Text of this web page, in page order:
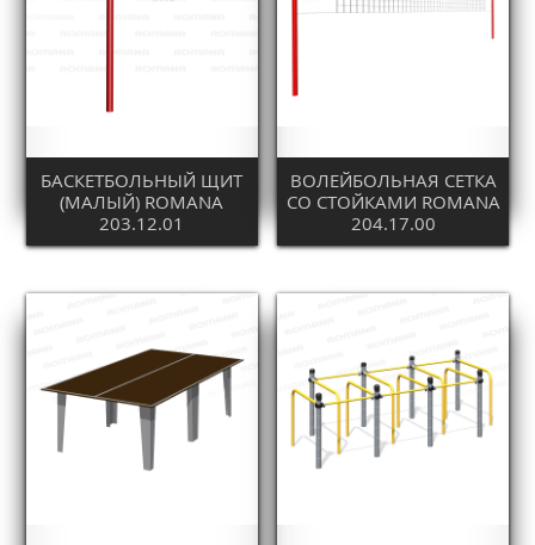
БАСКЕТБОЛЬНЫЙ ЩИТ
(МАЛЫЙ) ROMANA
203.12.01
ВОЛЕЙБОЛЬНАЯ СЕТКА
СО СТОЙКАМИ ROMANA
204.17.00